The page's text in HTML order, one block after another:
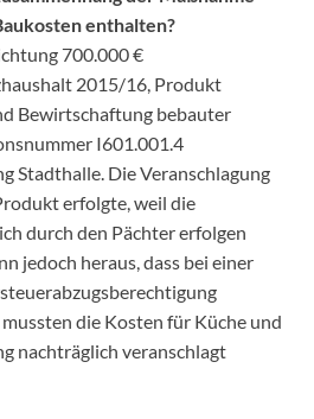
enthalten?
700.000 €
2015/16, Produkt
Bewirtschaftung bebauter
I601.001.4
Stadthalle. Die Veranschlagung
erfolgte, weil die
durch den Pächter erfolgen
jedoch heraus, dass bei einer
die Kosten für Küche und
nachträglich veranschlagt